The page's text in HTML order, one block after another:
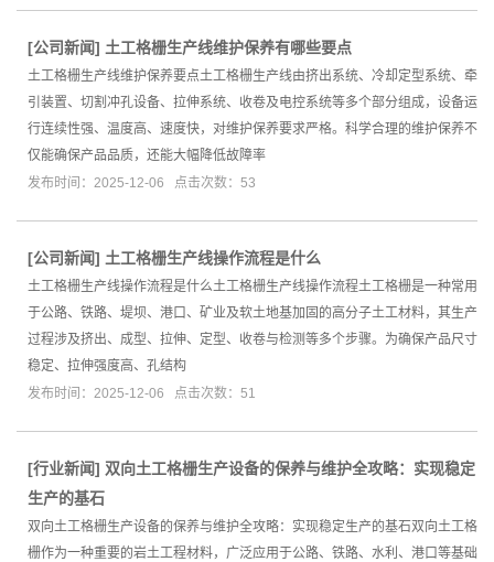
[公司新闻] 土工格栅生产线维护保养有哪些要点
土工格栅生产线维护保养要点土工格栅生产线由挤出系统、冷却定型系统、牵
引装置、切割冲孔设备、拉伸系统、收卷及电控系统等多个部分组成，设备运
行连续性强、温度高、速度快，对维护保养要求严格。科学合理的维护保养不
仅能确保产品品质，还能大幅降低故障率
发布时间：2025-12-06 点击次数：53
[公司新闻] 土工格栅生产线操作流程是什么
土工格栅生产线操作流程是什么土工格栅生产线操作流程土工格栅是一种常用
于公路、铁路、堤坝、港口、矿业及软土地基加固的高分子土工材料，其生产
过程涉及挤出、成型、拉伸、定型、收卷与检测等多个步骤。为确保产品尺寸
稳定、拉伸强度高、孔结构
发布时间：2025-12-06 点击次数：51
[行业新闻] 双向土工格栅生产设备的保养与维护全攻略：实现稳定
生产的基石
双向土工格栅生产设备的保养与维护全攻略：实现稳定生产的基石双向土工格
栅作为一种重要的岩土工程材料，广泛应用于公路、铁路、水利、港口等基础